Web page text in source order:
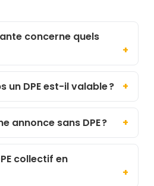
concerne quels
un DPE est-il valable ?
annonce sans DPE ?
collectif en